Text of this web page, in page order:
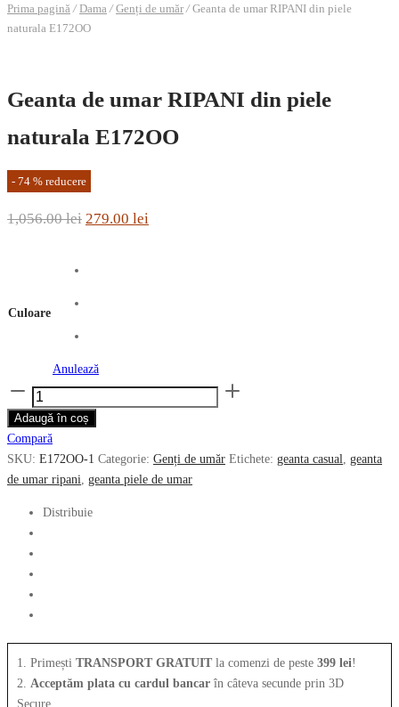
Prima pagină / Dama / Genți de umăr /Geanta de umar RIPANI din piele
naturala E172OO
Geanta de umar RIPANI din piele
naturala E172OO
- 74 % reducere
1,056.00lei Prețul
279.00 lei
Culoare
Anulează
Cantitate
Geanta
de
piele
naturala
E172OO
Adaugă în coș
Compară
SKU: E172OO-1 Categorie: Genți de umăr Etichete: geanta casual
geanta
de umar ripani geanta piele de umar
Distribuie
1. Primești TRANSPORT GRATUIT la comenzi de peste 399 lei!
2. Acceptăm plata cu cardul bancar în câteva secunde prin 3D
Secure.